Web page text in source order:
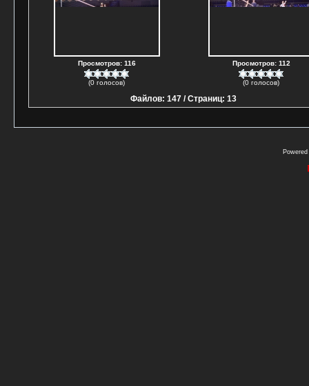
Просмотров: 116
(0 голосов)
Просмотров: 112
(0 голосов)
Файлов: 147 / Страниц: 13